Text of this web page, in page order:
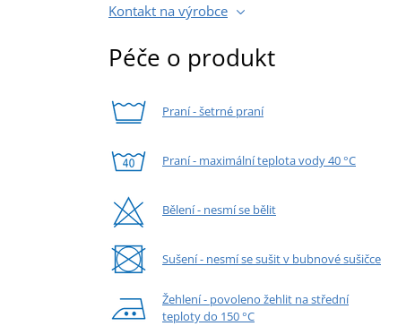
Kontakt na výrobce
Péče o produkt
Praní - šetrné praní
Praní - maximální teplota vody 40 °C
Bělení - nesmí se bělit
Sušení - nesmí se sušit v bubnové sušičce
Žehlení - povoleno žehlit na střední
teploty do 150 °C